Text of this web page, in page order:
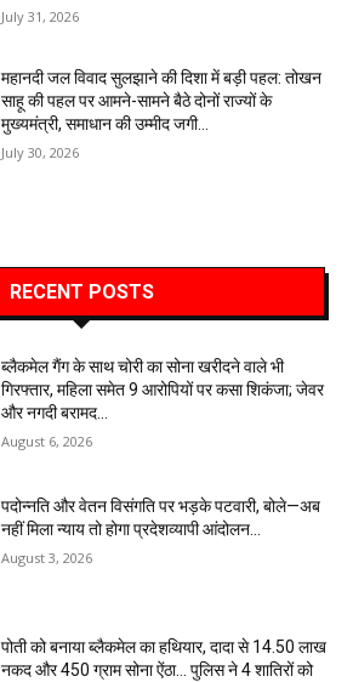
July 31, 2026
महानदी जल विवाद सुलझाने की दिशा में बड़ी पहल: तोखन
साहू की पहल पर आमने-सामने बैठे दोनों राज्यों के
मुख्यमंत्री, समाधान की उम्मीद जगी…
July 30, 2026
RECENT POSTS
ब्लैकमेल गैंग के साथ चोरी का सोना खरीदने वाले भी
गिरफ्तार, महिला समेत 9 आरोपियों पर कसा शिकंजा; जेवर
और नगदी बरामद…
August 6, 2026
पदोन्नति और वेतन विसंगति पर भड़के पटवारी, बोले—अब
नहीं मिला न्याय तो होगा प्रदेशव्यापी आंदोलन…
August 3, 2026
पोती को बनाया ब्लैकमेल का हथियार, दादा से 14.50 लाख
नकद और 450 ग्राम सोना ऐंठा… पुलिस ने 4 शातिरों को